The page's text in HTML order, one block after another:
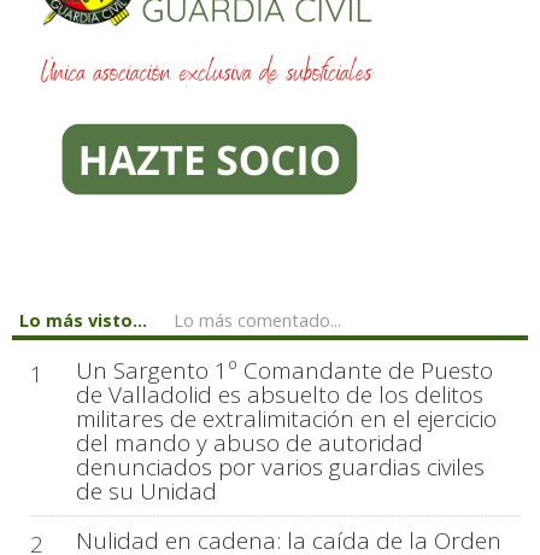
Lo más visto... Lo más comentado...
1 Un Sargento 1º Comandante de Puesto
de Valladolid es absuelto de los delitos
militares de extralimitación en el ejercicio
del mando y abuso de autoridad
denunciados por varios guardias civiles
de su Unidad
2
Nulidad en cadena: la caída de la Orden